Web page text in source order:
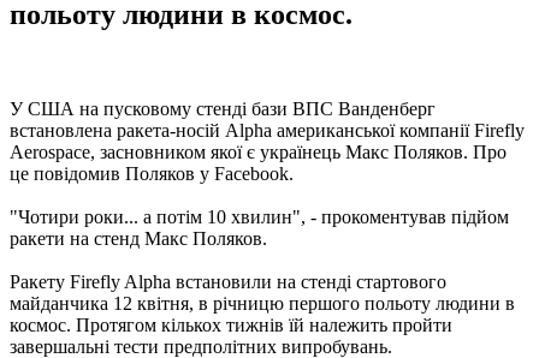
польоту людини в космос.
У США на пусковому стенді бази ВПС Ванденберг
встановлена ​​ракета-носій Alpha американської компанії Firefly
Aerospace, засновником якої є українець Макс Поляков. Про
це повідомив Поляков у Facebook.
"Чотири роки... а потім 10 хвилин", - прокоментував підйом
ракети на стенд Макс Поляков.
Ракету Firefly Alpha встановили на стенді стартового
майданчика 12 квітня, в річницю першого польоту людини в
космос. Протягом кількох тижнів їй належить пройти
завершальні тести предполітних випробувань.